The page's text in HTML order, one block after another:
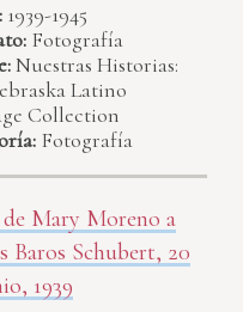
1939-1945
Fotografía
Nuestras Historias:
Latino
Collection
Fotografía
Mary Moreno a
Baros Schubert, 20
1939